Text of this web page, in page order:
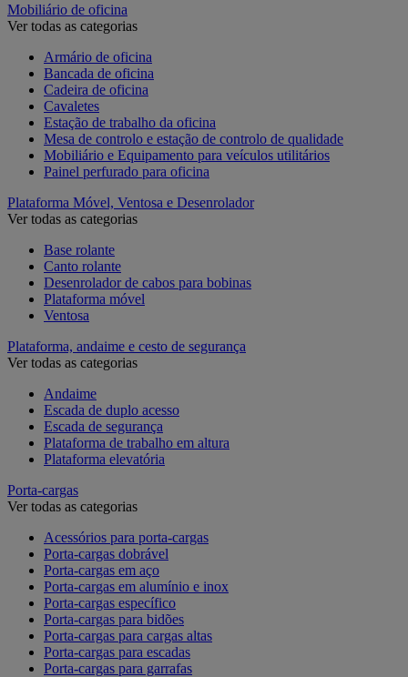
Mobiliário de oficina
Ver todas as categorias
Armário de oficina
Bancada de oficina
Cadeira de oficina
Cavaletes
Estação de trabalho da oficina
Mesa de controlo e estação de controlo de qualidade
Mobiliário e Equipamento para veículos utilitários
Painel perfurado para oficina
Plataforma Móvel, Ventosa e Desenrolador
Ver todas as categorias
Base rolante
Canto rolante
Desenrolador de cabos para bobinas
Plataforma móvel
Ventosa
Plataforma, andaime e cesto de segurança
Ver todas as categorias
Andaime
Escada de duplo acesso
Escada de segurança
Plataforma de trabalho em altura
Plataforma elevatória
Porta-cargas
Ver todas as categorias
Acessórios para porta-cargas
Porta-cargas dobrável
Porta-cargas em aço
Porta-cargas em alumínio e inox
Porta-cargas específico
Porta-cargas para bidões
Porta-cargas para cargas altas
Porta-cargas para escadas
Porta-cargas para garrafas